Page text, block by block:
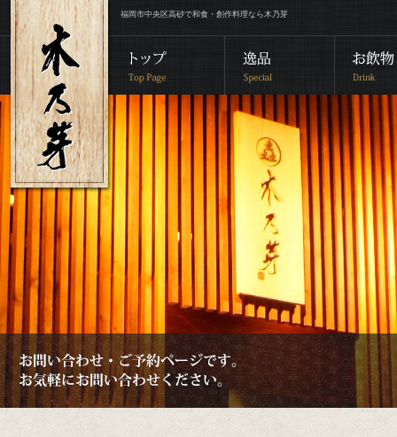
福岡市中央区高砂で和食・創作料理なら木乃芽